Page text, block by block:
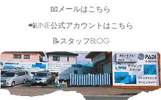
📧メールはこちら
📲LINE公式アカウントはこちら
​📝スタッフBLOG